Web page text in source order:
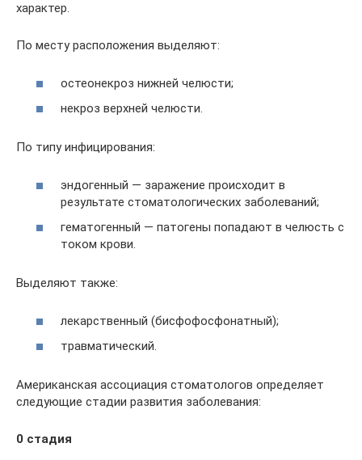
характер.
По месту расположения выделяют:
остеонекроз нижней челюсти;
некроз верхней челюсти.
По типу инфицирования:
эндогенный — заражение происходит в
результате стоматологических заболеваний;
гематогенный — патогены попадают в челюсть с
током крови.
Выделяют также:
лекарственный (бисфофосфонатный);
травматический.
Американская ассоциация стоматологов определяет
следующие стадии развития заболевания:
0 стадия